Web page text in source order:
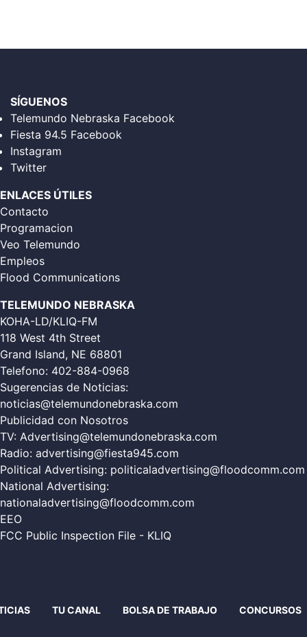
SÍGUENOS
Telemundo Nebraska Facebook
Fiesta 94.5 Facebook
Instagram
Twitter
ENLACES ÚTILES
Contacto
Programacion
Veo Telemundo
Empleos
Flood Communications
TELEMUNDO NEBRASKA
KOHA-LD/KLIQ-FM
118 West 4th Street
Grand Island, NE 68801
Telefono: 402-884-0968
Sugerencias de Noticias:
noticias@telemundonebraska.com
Publicidad con Nosotros
TV: Advertising@telemundonebraska.com
Radio: advertising@fiesta945.com
Political Advertising: politicaladvertising@floodcomm.com
National Advertising:
nationaladvertising@floodcomm.com
EEO
FCC Public Inspection File - KLIQ
TU CANAL BOLSA DE TRABAJO CONCURSOS